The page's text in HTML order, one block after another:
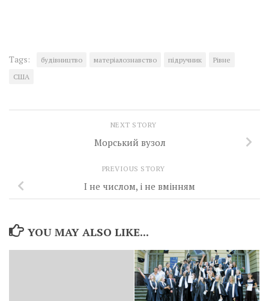
Tags: будівництво матеріалознавство підручник
Рівне
США
NEXT STORY
Морський вузол
PREVIOUS STORY
І не числом, і не вмінням
YOU MAY ALSO LIKE...